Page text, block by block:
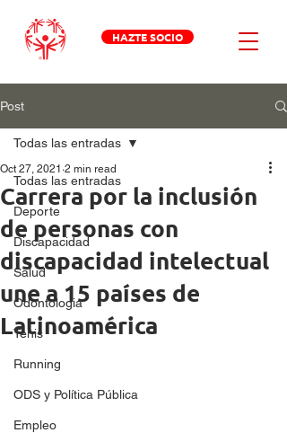
HAZTE SOCIO
Post
Todas las entradas
Deporte
Discapacidad
Salud
Odontologia
Tenis
Running
ODS y Política Pública
Empleo
Todas las entradas
Carrera por la inclusión
de personas con
discapacidad intelectual
une a 15 países de
Latinoamérica
Oct 27, 2021 2 min read